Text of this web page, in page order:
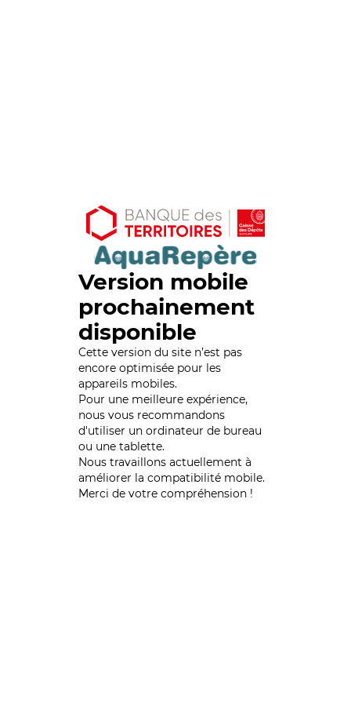
Version mobile
prochainement
disponible
Cette version du site n’est pas
encore optimisée pour les
appareils mobiles.
Pour une meilleure expérience,
nous vous recommandons
d'utiliser un ordinateur de bureau
ou une tablette.
Nous travaillons actuellement à
améliorer la compatibilité mobile.
Merci de votre compréhension !